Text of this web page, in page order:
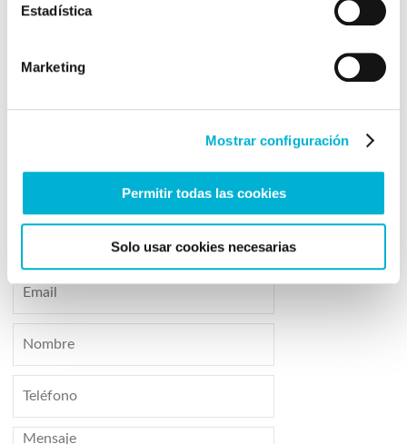
Estadística
Marketing
Mostrar configuración
Permitir todas las cookies
Solo usar cookies necesarias
No dudes en contactar con